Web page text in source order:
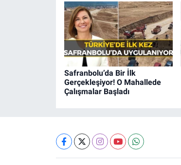
Safranbolu’da Bir İlk
Gerçekleşiyor! O Mahallede
Çalışmalar Başladı